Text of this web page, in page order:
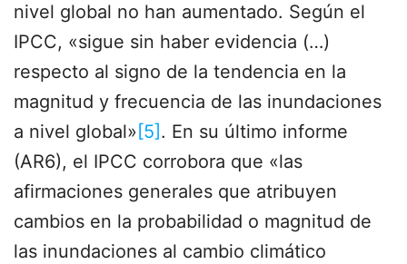
nivel global no han aumentado. Según el
IPCC, «sigue sin haber evidencia (…)
respecto al signo de la tendencia en la
magnitud y frecuencia de las inundaciones
a nivel global» [5]. En su último informe
(AR6), el IPCC corrobora que «las
afirmaciones generales que atribuyen
cambios en la probabilidad o magnitud de
las inundaciones al cambio climático